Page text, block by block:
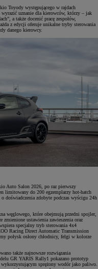
Toyody występującego w rajdach
uznanie dla kierowców, którzy – jak
a także docenić pracę zespołów,
z edycji oferuje unikalne tryby sterowania
danego kierowcy.
Auto Salon 2026, po raz pierwszy
limitowany do 200 egzemplarzy hot-hatch
doświadczenia zdobyte podczas wyścigu 24h
węglowego, które obejmują przedni spojler,
ustawienia zawieszenia oraz
specjalny tryb sterowania 4x4
Racing Direct Automatic Transmission
połysk osłony chłodnicy, felgi w kolorze
także najnowsze rozwiązania
GR YARIS Rally1 pokazano prototyp
sprężony wodór jako paliwo.